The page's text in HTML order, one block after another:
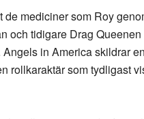
de mediciner som Roy
och tidigare Drag
in America skildrar
rollkaraktär som tydligast